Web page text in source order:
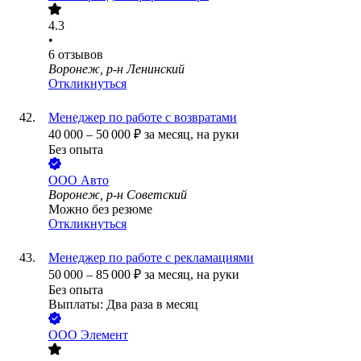
4.3
•
6 отзывов
Воронеж, р-н Ленинский
Откликнуться
Менеджер по работе с возвратами
40 000 – 50 000 ₽ за месяц, на руки
Без опыта
ООО Авто
Воронеж, р-н Советский
Можно без резюме
Откликнуться
Менеджер по работе с рекламациями
50 000 – 85 000 ₽ за месяц, на руки
Без опыта
Выплаты: Два раза в месяц
ООО Элемент